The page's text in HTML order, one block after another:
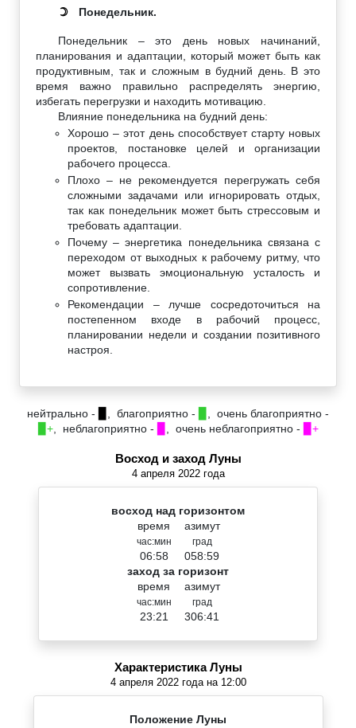
☽ Понедельник.
Понедельник – это день новых начинаний,
планирования и адаптации, который может быть как
продуктивным, так и сложным в будний день. В это
время важно правильно распределять энергию,
избегать перегрузки и находить мотивацию.
Влияние понедельника на будний день:
Хорошо – этот день способствует старту новых
проектов, постановке целей и организации
рабочего процесса.
Плохо – не рекомендуется перегружать себя
сложными задачами или игнорировать отдых,
так как понедельник может быть стрессовым и
требовать адаптации.
Почему – энергетика понедельника связана с
переходом от выходных к рабочему ритму, что
может вызвать эмоциональную усталость и
сопротивление.
Рекомендации – лучше сосредоточиться на
постепенном входе в рабочий процесс,
планировании недели и создании позитивного
настроя.
нейтрально - , благоприятно -
, очень благоприятно -
▉+, неблагоприятно - , очень неблагоприятно - ▉+
Восход и заход Луны
4 апреля 2022 года
восход над горизонтом
время
час:мин
06:58
азимут
град
058:59
заход за горизонт
время
час:мин
23:21
азимут
град
306:41
Характеристика Луны
4 апреля 2022 года на 12:00
Положение Луны